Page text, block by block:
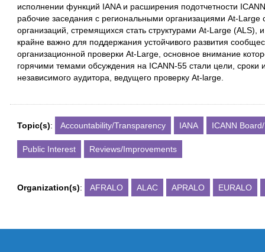
исполнении функций IANA и расширения подотчетности
рабочие заседания с региональными организациями At-Large
организаций, стремящихся стать структурами At-Large (ALS),
крайне важно для поддержания устойчивого развития
организационной проверки At-Large, основное внимание
горячими темами обсуждения на ICANN-55 стали цели, сроки
независимого аудитора, ведущего проверку At-large.
Topic(s): Accountability/Transparency IANA ICANN
Public Interest Reviews/Improvements
Organization(s): AFRALO ALAC APRALO EURALO